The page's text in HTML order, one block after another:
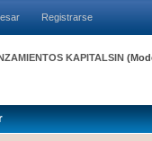
Registrarse
KAPITALSIN